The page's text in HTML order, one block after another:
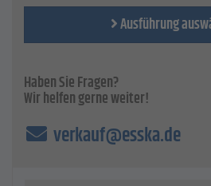
Plattenmaß - 105 x 80 bis 135 x
Lochmaß - 80 x 60 bis 105 x 80
Schraubloch-Ø - 9 bis 11 mm
Ausführung
Haben Sie Fragen?
Wir helfen gerne weiter!
verkauf@esska.de